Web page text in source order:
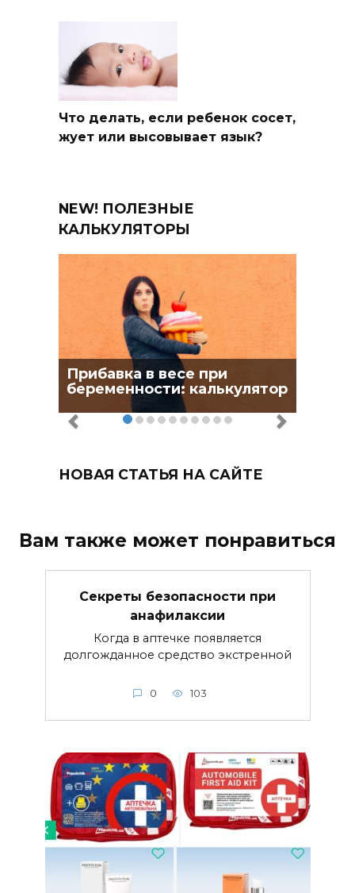
Что делать, если ребенок сосет,
жует или высовывает язык?
NEW! ПОЛЕЗНЫЕ
КАЛЬКУЛЯТОРЫ
Прибавка в весе при
беременности: калькулятор
НОВАЯ СТАТЬЯ НА САЙТЕ
Вам также может понравиться
Секреты безопасности при
анафилаксии
Когда в аптечке появляется
долгожданное средство экстренной
0 103